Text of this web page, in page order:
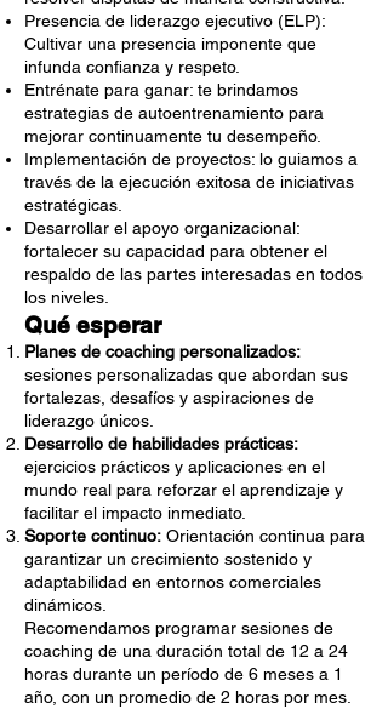
Presencia de liderazgo ejecutivo (ELP):
Cultivar una presencia imponente que
infunda confianza y respeto.
Entrénate para ganar: te brindamos
estrategias de autoentrenamiento para
mejorar continuamente tu desempeño.
Implementación de proyectos: lo guiamos a
través de la ejecución exitosa de iniciativas
estratégicas.
Desarrollar el apoyo organizacional:
fortalecer su capacidad para obtener el
respaldo de las partes interesadas en todos
los niveles.
Qué esperar
Planes de coaching personalizados:
sesiones personalizadas que abordan sus
fortalezas, desafíos y aspiraciones de
liderazgo únicos.
Desarrollo de habilidades prácticas:
ejercicios prácticos y aplicaciones en el
mundo real para reforzar el aprendizaje y
facilitar el impacto inmediato.
Soporte continuo: Orientación continua para
garantizar un crecimiento sostenido y
adaptabilidad en entornos comerciales
dinámicos.
Recomendamos programar sesiones de
coaching de una duración total de 12 a 24
horas durante un período de 6 meses a 1
año, con un promedio de 2 horas por mes.